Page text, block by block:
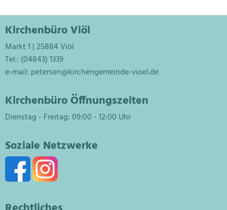
Kirchenbüro Viöl
Markt 1 | 25884 Viöl
Tel.: (04843) 1339
e-mail: petersen@kirchengemeinde-vioel.de
Kirchenbüro Öffnungszeiten
Dienstag - Freitag: 09:00 - 12:00 Uhr
Soziale Netzwerke